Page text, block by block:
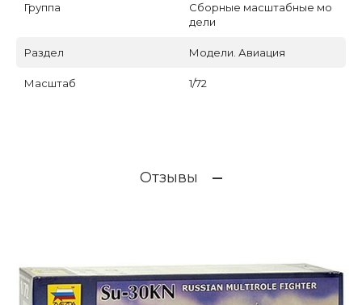
Группа
Сборные масштабные мо
дели
Раздел Модели. Авиация
Масштаб 1/72
Отзывы